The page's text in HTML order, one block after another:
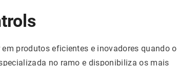
produtos eficientes e inovadores quando o
no ramo e disponibiliza os mais